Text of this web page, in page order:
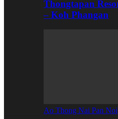
Thongtapan
– Koh Phangan
Ao Thong Nai Pan Noi